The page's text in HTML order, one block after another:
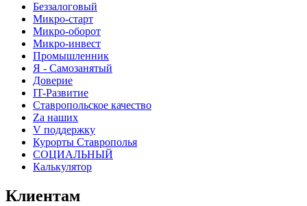
Беззалоговый
Микро-старт
Микро-оборот
Микро-инвест
Промышленник
Я - Самозанятый
Доверие
IT-Развитие
Ставропольское качество
Za наших
V поддержку
Курорты Ставрополья
СОЦИАЛЬНЫЙ
Калькулятор
Клиентам